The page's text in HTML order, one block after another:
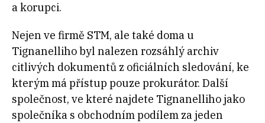
a korupci.
Nejen ve firmě STM, ale také doma u
Tignanelliho byl nalezen rozsáhlý archiv
citlivých dokumentů z oficiálních sledování, ke
kterým má přístup pouze prokurátor. Další
společnost, ve které najdete Tignanelliho jako
společníka s obchodním podílem za jeden